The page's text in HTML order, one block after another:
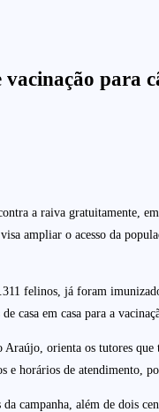
para
a raiva gratuitamente,
visa ampliar o acesso da
felinos, já foram
em casa para a
orienta os tutores que
e horários de atendimento,
campanha, além de dois